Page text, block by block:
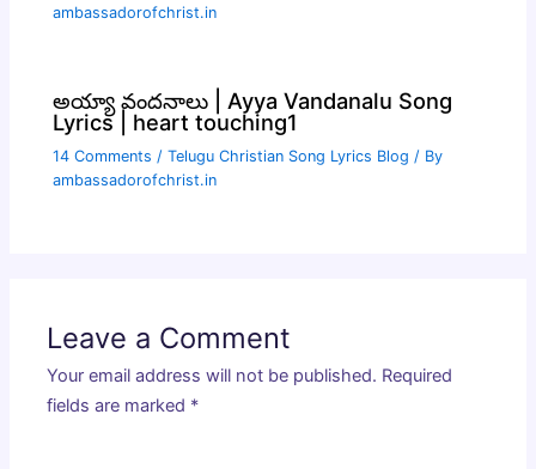
ambassadorofchrist.in
అయ్యా వందనాలు | Ayya Vandanalu Song
Lyrics | heart touching1
14 Comments /Telugu Christian Song Lyrics Blog / By
ambassadorofchrist.in
Leave a Comment
Your email address will not be published. Required
fields are marked *